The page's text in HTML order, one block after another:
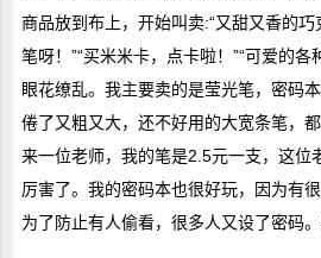
商品放到布上，开始叫卖:“又甜又香的巧
笔呀！”“买米米卡，点卡啦！”“可爱的
眼花缭乱。我主要卖的是莹光笔，密码
倦了又粗又大，还不好用的大宽条笔，
来一位老师，我的笔是2.5元一支，这位
厉害了。我的密码本也很好玩，因为有
为了防止有人偷看，很多人又设了密码。